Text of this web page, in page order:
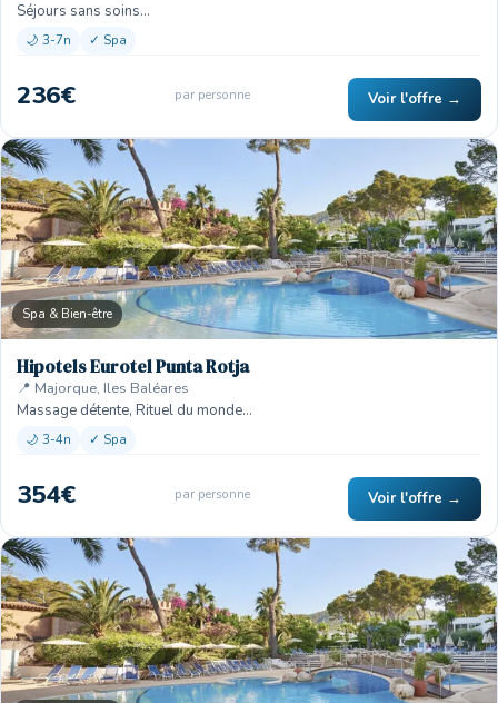
Séjours sans soins…
🌙 3-7n ✓ Spa
236€ par personne Voir l'offre →
Spa & Bien-être
Hipotels Eurotel Punta Rotja
📍 Majorque, Iles Baléares
Massage détente, Rituel du monde…
🌙 3-4n ✓ Spa
354€ par personne Voir l'offre →